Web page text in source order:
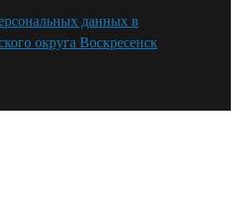
данных в
округа Воскресенск